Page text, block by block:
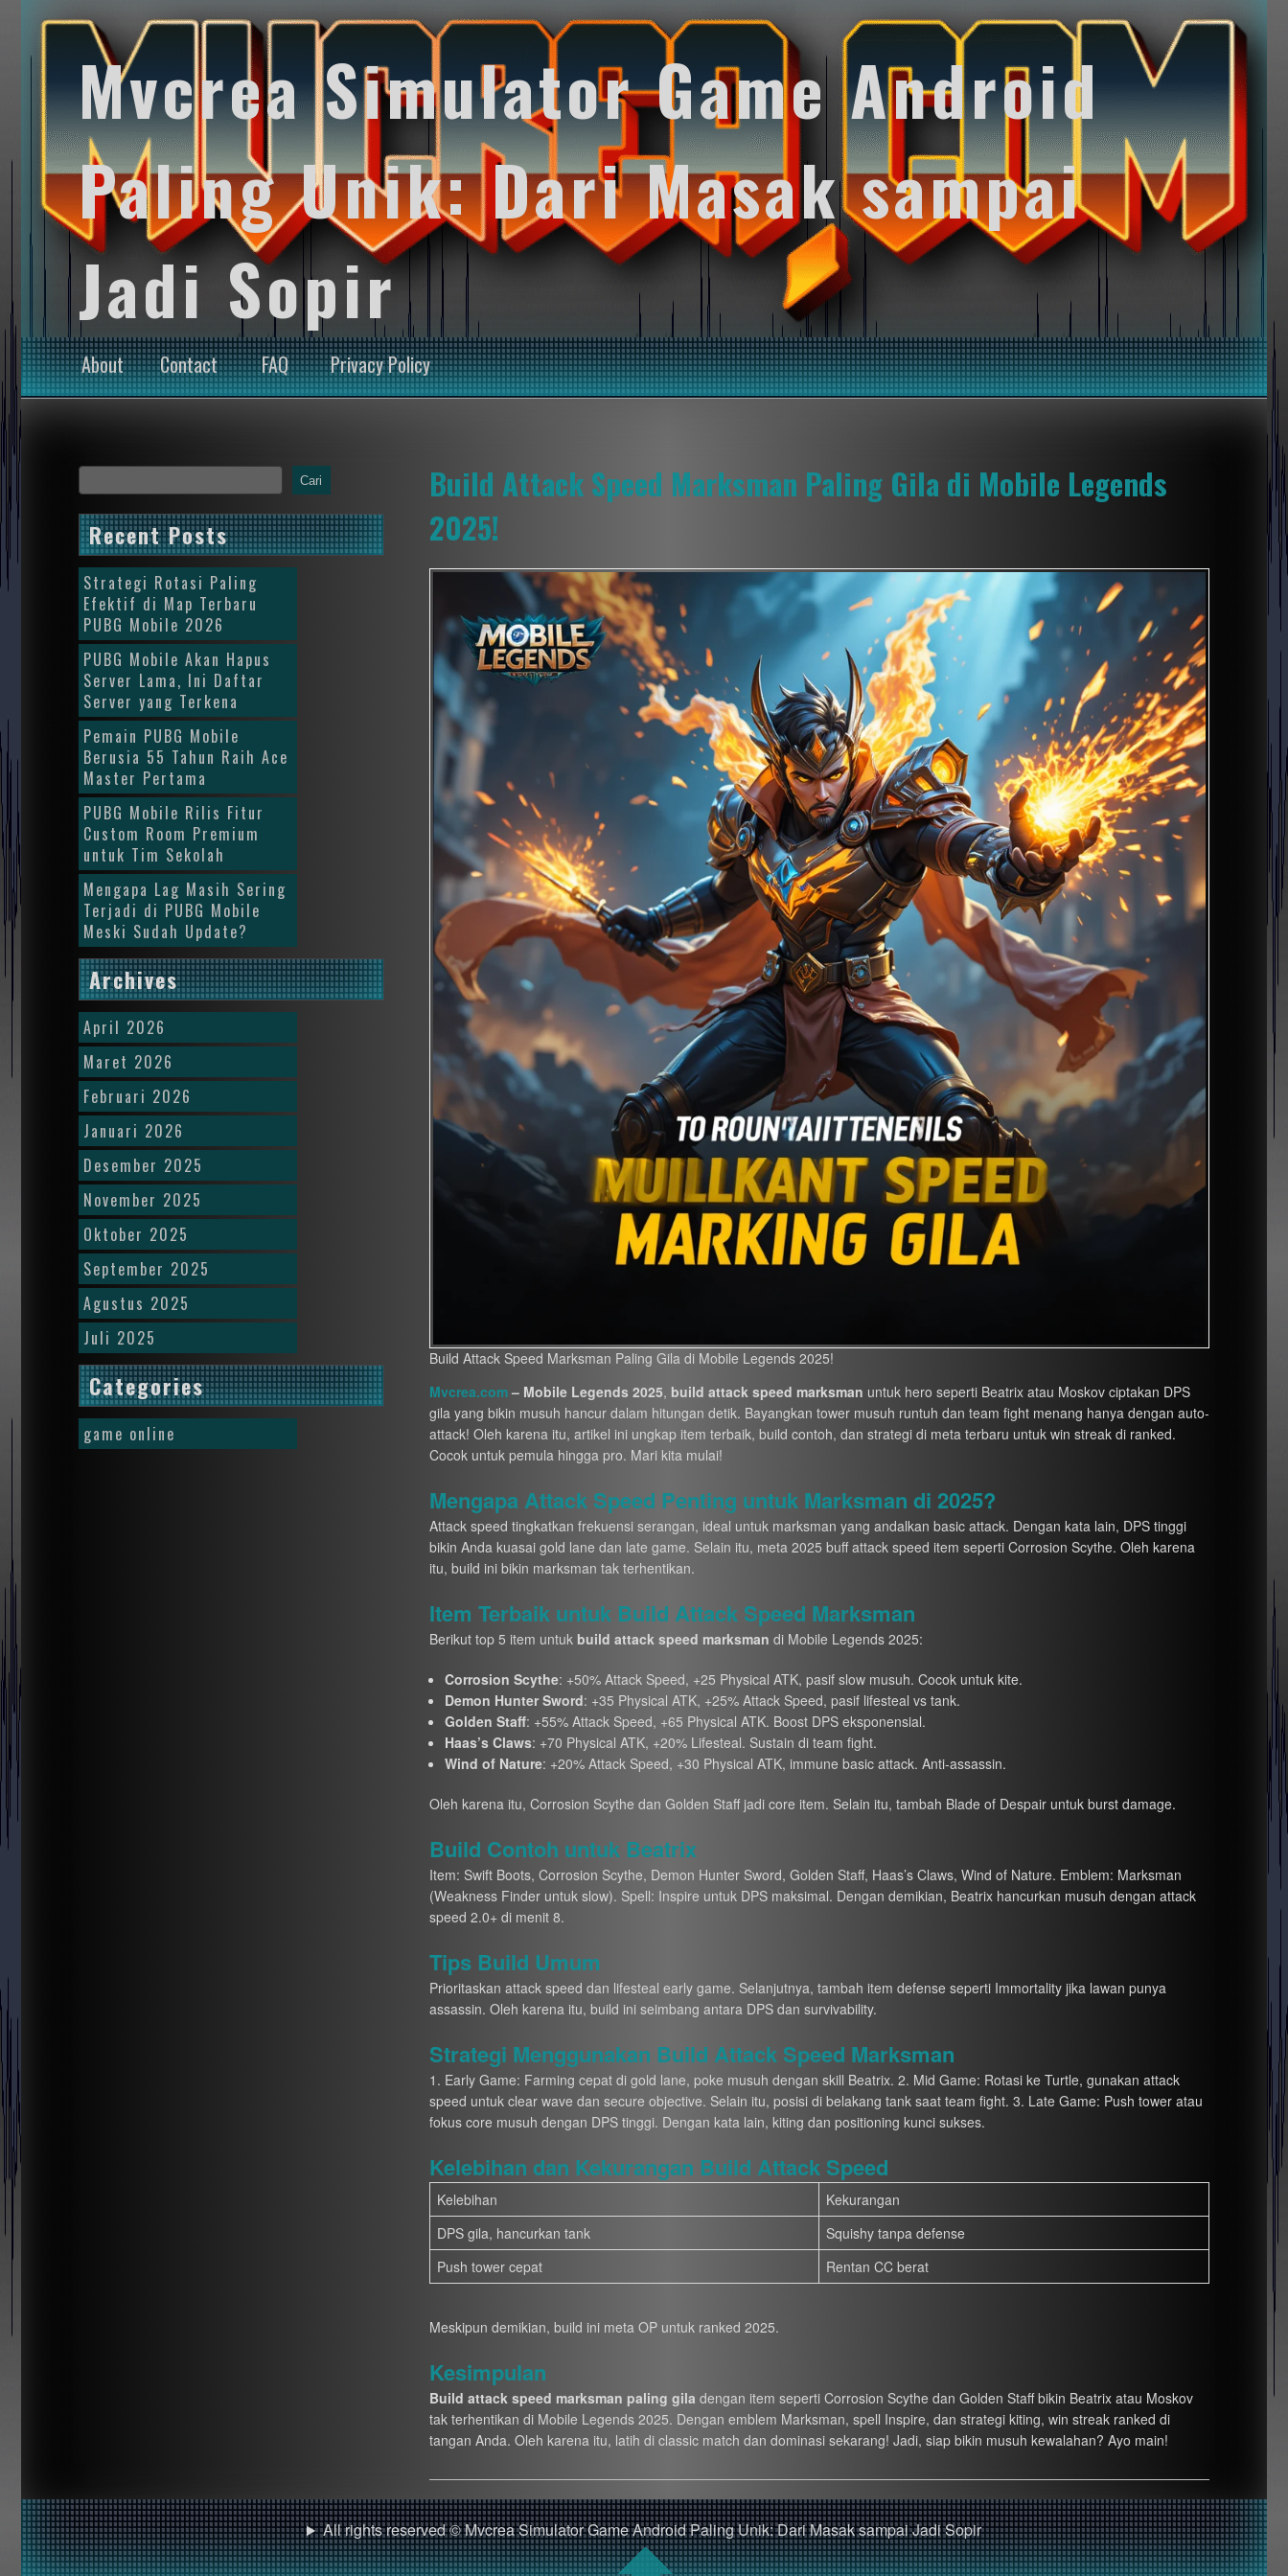
Mvcrea Simulator Game Android
Paling Unik: Dari Masak sampai
Jadi Sopir
About Contact FAQ Privacy Policy
Build Attack Speed Marksman Paling Gila di Mobile Legends
2025!
Build Attack Speed Marksman Paling Gila di Mobile Legends 2025!
Mvcrea.com– Mobile Legends 2025, build attack speed marksman untuk hero seperti Beatrix atau Moskov ciptakan DPS
gila yang bikin musuh hancur dalam hitungan detik. Bayangkan tower musuh runtuh dan team fight menang hanya dengan auto-
attack! Oleh karena itu, artikel ini ungkap item terbaik, build contoh, dan strategi di meta terbaru untuk win streak di ranked.
Cocok untuk pemula hingga pro. Mari kita mulai!
Mengapa Attack Speed Penting untuk Marksman di 2025?
Attack speed tingkatkan frekuensi serangan, ideal untuk marksman yang andalkan basic attack. Dengan kata lain, DPS tinggi
bikin Anda kuasai gold lane dan late game. Selain itu, meta 2025 buff attack speed item seperti Corrosion Scythe. Oleh karena
itu, build ini bikin marksman tak terhentikan.
Item Terbaik untuk Build Attack Speed Marksman
Berikut top 5 item untuk build attack speed marksman di Mobile Legends 2025:
Corrosion Scythe: +50% Attack Speed, +25 Physical ATK, pasif slow musuh. Cocok untuk kite.
Demon Hunter Sword: +35 Physical ATK, +25% Attack Speed, pasif lifesteal vs tank.
Golden Staff: +55% Attack Speed, +65 Physical ATK. Boost DPS eksponensial.
Haas’s Claws: +70 Physical ATK, +20% Lifesteal. Sustain di team fight.
Wind of Nature: +20% Attack Speed, +30 Physical ATK, immune basic attack. Anti-assassin.
Oleh karena itu, Corrosion Scythe dan Golden Staff jadi core item. Selain itu, tambah Blade of Despair untuk burst damage.
Build Contoh untuk Beatrix
Item: Swift Boots, Corrosion Scythe, Demon Hunter Sword, Golden Staff, Haas’s Claws, Wind of Nature. Emblem: Marksman
(Weakness Finder untuk slow). Spell: Inspire untuk DPS maksimal. Dengan demikian, Beatrix hancurkan musuh dengan attack
speed 2.0+ di menit 8.
Tips Build Umum
Prioritaskan attack speed dan lifesteal early game. Selanjutnya, tambah item defense seperti Immortality jika lawan punya
assassin. Oleh karena itu, build ini seimbang antara DPS dan survivability.
Strategi Menggunakan Build Attack Speed Marksman
1. Early Game: Farming cepat di gold lane, poke musuh dengan skill Beatrix. 2. Mid Game: Rotasi ke Turtle, gunakan attack
speed untuk clear wave dan secure objective. Selain itu, posisi di belakang tank saat team fight. 3. Late Game: Push tower atau
fokus core musuh dengan DPS tinggi. Dengan kata lain, kiting dan positioning kunci sukses.
Kelebihan dan Kekurangan Build Attack Speed
Kelebihan
Kekurangan
DPS gila, hancurkan tank
Squishy tanpa defense
Push tower cepat
Rentan CC berat
Meskipun demikian, build ini meta OP untuk ranked 2025.
Kesimpulan
Build attack speed marksman paling gila dengan item seperti Corrosion Scythe dan Golden Staff bikin Beatrix atau Moskov
tak terhentikan di Mobile Legends 2025. Dengan emblem Marksman, spell Inspire, dan strategi kiting, win streak ranked di
tangan Anda. Oleh karena itu, latih di classic match dan dominasi sekarang! Jadi, siap bikin musuh kewalahan? Ayo main!
Cari
Recent Posts
Strategi Rotasi Paling
Efektif di Map Terbaru
PUBG Mobile 2026
PUBG Mobile Akan Hapus
Server Lama, Ini Daftar
Server yang Terkena
Pemain PUBG Mobile
Berusia 55 Tahun Raih Ace
Master Pertama
PUBG Mobile Rilis Fitur
Custom Room Premium
untuk Tim Sekolah
Mengapa Lag Masih Sering
Terjadi di PUBG Mobile
Meski Sudah Update?
Archives
April 2026
Maret 2026
Februari 2026
Januari 2026
Desember 2025
November 2025
Oktober 2025
September 2025
Agustus 2025
Juli 2025
Categories
game online
All rights reserved © Mvcrea Simulator Game Android Paling Unik: Dari Masak sampai Jadi Sopir